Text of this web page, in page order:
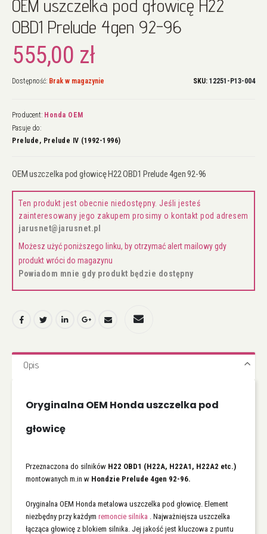
początek
galerii
OEM uszczelka pod głowicę H22
OBD1 Prelude 4gen 92-96
555,00 zł
Dostępność: Brak w magazynie SKU 12251-P13-004
Producent: Honda OEM
Pasuje do:
Prelude, Prelude IV (1992-1996)
OEM uszczelka pod głowicę H22 OBD1 Prelude 4gen 92-96
Ten produkt jest obecnie niedostępny. Jeśli jesteś
zainteresowany jego zakupem prosimy o kontakt pod adresem
jarusnet@jarusnet.pl
Możesz użyć poniższego linku, by otrzymać alert mailowy gdy
produkt wróci do magazynu
Powiadom mnie gdy produkt będzie dostępny
Opis
Oryginalna OEM Honda uszczelka pod
głowicę
Przeznaczona do silników H22 OBD1 (H22A, H22A1, H22A2 etc.)
montowanych m.in w Hondzie Prelude 4gen 92-96.
Oryginalna OEM Honda metalowa uszczelka pod głowicę. Element
niezbędny przy każdym remoncie silnika . Najważniejsza uszczelka
łącząca głowicę z blokiem silnika. Jej jakość jest kluczowa z puntu